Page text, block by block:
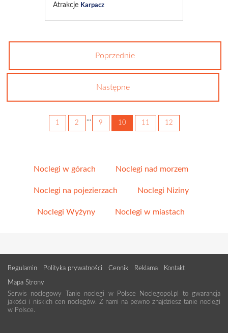
Atrakcje Karpacz
Poprzednie
Następne
1 2
...
9 10 11 12
Noclegi w górach Noclegi nad morzem
Noclegi na pojezierzach Noclegi Niziny
Noclegi Wyżyny Noclegi w miastach
Regulamin Polityka prywatności Cennik Reklama Kontakt
Mapa Strony
Serwis noclegowy Tanie noclegi w Polsce Noclegopol.pl to gwarancja
jakości i niskich cen noclegów. Z nami na pewno znajdziesz tanie noclegi
w Polsce.